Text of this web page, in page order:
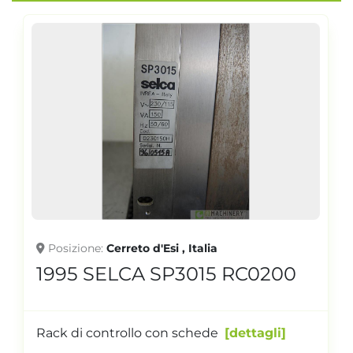
Posizione Cerreto d'Esi , Italia
1995 SELCA SP3015 RC0200
Rack di controllo con schede dettagli